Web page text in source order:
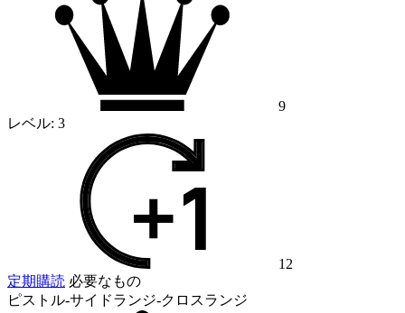
9
レベル: 3
12
定期購読 必要なもの
ピストル-サイドランジ-クロスランジ